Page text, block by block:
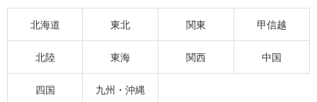
北海道 東北 関東 甲信越
北陸 東海 関西 中国
四国 九州・沖縄